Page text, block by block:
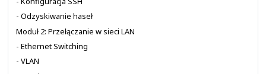
Wprowadzenie i obsługa inwentarza
Polecenia ad-hoc i moduły
YAML i tworzenie Playbook-ów
Zmienne i szablony Jinja2